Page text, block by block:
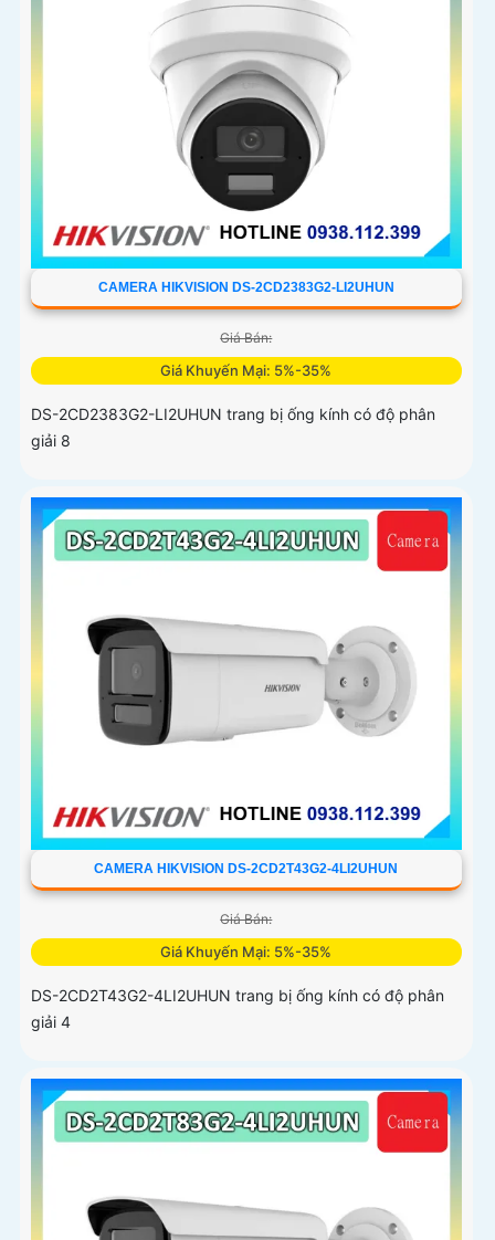
CAMERA HIKVISION DS-2CD2383G2-LI2UHUN
Giá Bán:
Giá Khuyến Mại: 5%-35%
DS-2CD2383G2-LI2UHUN trang bị ống kính có độ phân
giải 8
CAMERA HIKVISION DS-2CD2T43G2-4LI2UHUN
Giá Bán:
Giá Khuyến Mại: 5%-35%
DS-2CD2T43G2-4LI2UHUN trang bị ống kính có độ phân
giải 4